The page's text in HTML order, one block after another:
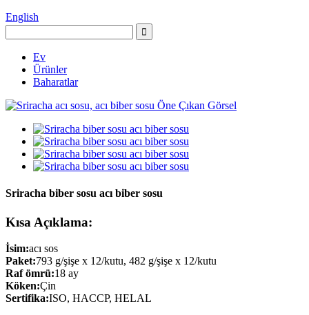
English
Ev
Ürünler
Baharatlar
Sriracha biber sosu acı biber sosu
Kısa Açıklama:
İsim:acı sos
Paket:793 g/şişe x 12/kutu, 482 g/şişe x 12/kutu
Raf ömrü:18 ay
Köken:Çin
Sertifika:ISO, HACCP, HELAL